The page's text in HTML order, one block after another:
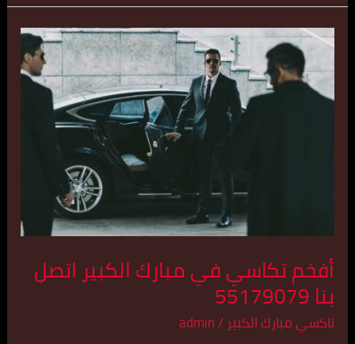
أفخم تكاسي في مبارك الكبير اتصل
بنا 55179079
تاكسي مبارك الكبير/
admin
أفخم
تكاسي
في